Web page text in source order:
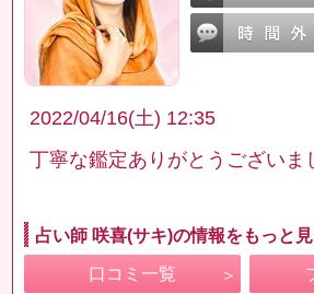
2022/04/16(土) 12:35
丁寧な鑑定ありがとうございま
占い師 咲喜(サキ)の情報をもっと
口コミ一覧